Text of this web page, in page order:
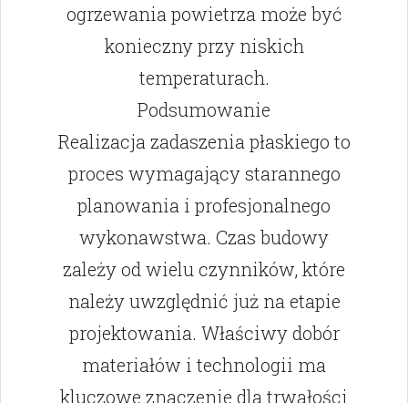
ogrzewania powietrza może być
konieczny przy niskich
temperaturach.
Podsumowanie
Realizacja zadaszenia płaskiego to
proces wymagający starannego
planowania i profesjonalnego
wykonawstwa. Czas budowy
zależy od wielu czynników, które
należy uwzględnić już na etapie
projektowania. Właściwy dobór
materiałów i technologii ma
kluczowe znaczenie dla trwałości